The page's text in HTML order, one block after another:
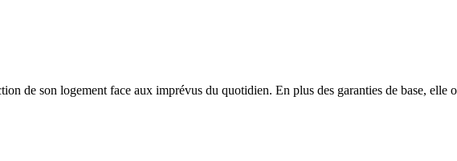
de son logement face aux imprévus du quotidien. En plus des garanties de base, elle